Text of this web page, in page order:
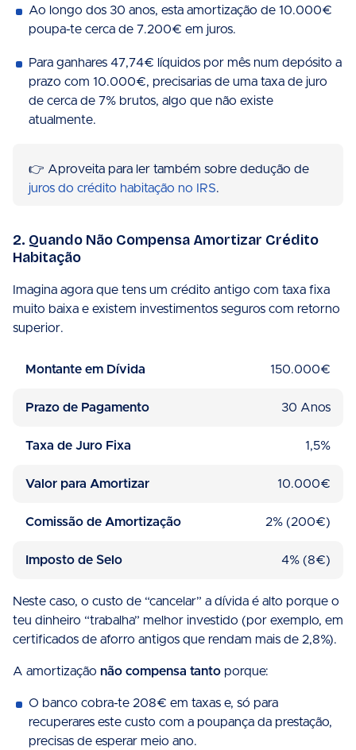
Ao longo dos 30 anos, esta amortização de 10.000€
poupa-te cerca de 7.200€ em juros.
Para ganhares 47,74€ líquidos por mês num depósito a
prazo com 10.000€, precisarias de uma taxa de juro
de cerca de 7% brutos, algo que não existe
atualmente.
👉 Aproveita para ler também sobre dedução de
juros do crédito habitação no IRS.
2. Quando Não Compensa Amortizar Crédito
Habitação
Imagina agora que tens um crédito antigo com taxa fixa
muito baixa e existem investimentos seguros com retorno
superior.
Montante em Dívida 150.000€
Prazo de Pagamento 30 Anos
Taxa de Juro Fixa 1,5%
Valor para Amortizar 10.000€
Comissão de Amortização 2% (200€)
Imposto de Selo 4% (8€)
Neste caso, o custo de “cancelar” a dívida é alto porque o
teu dinheiro “trabalha” melhor investido (por exemplo, em
certificados de aforro antigos que rendam mais de 2,8%).
A amortização não compensa tanto porque:
O banco cobra-te 208€ em taxas e, só para
recuperares este custo com a poupança da prestação,
precisas de esperar meio ano.